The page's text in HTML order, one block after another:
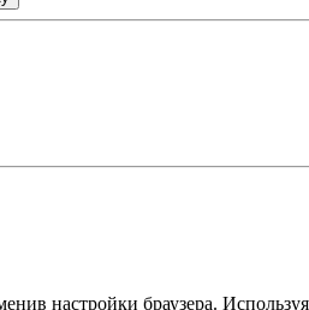
настройки браузера.